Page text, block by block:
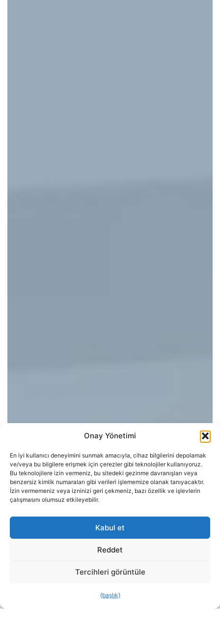
Onay Yönetimi
En iyi kullanıcı deneyimini sunmak amacıyla, cihaz bilgilerini depolamak
ve/veya bu bilgilere erişmek için çerezler gibi teknolojiler kullanıyoruz.
Bu teknolojilere izin vermeniz, bu sitedeki gezinme davranışları veya
benzersiz kimlik numaraları gibi verileri işlememize olanak tanıyacaktır.
İzin vermemeniz veya izninizi geri çekmeniz, bazı özellik ve işlevlerin
çalışmasını olumsuz etkileyebilir.
Kabul et
Reddet
Tercihleri görüntüle
{başlık}